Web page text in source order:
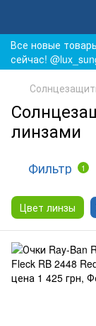
Все новые
сейчас!
линзами
Фильтр 1
Цвет линзы